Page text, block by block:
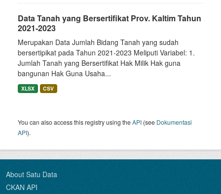
Data Tanah yang Bersertifikat Prov. Kaltim Tahun
2021-2023
Merupakan Data Jumlah Bidang Tanah yang sudah
bersertipikat pada Tahun 2021-2023 Meliputi Variabel: 1.
Jumlah Tanah yang Bersertifikat Hak Milik Hak guna
bangunan Hak Guna Usaha...
XLSX CSV
You can also access this registry using theAPI (see Dokumentasi
API).
About Satu Data
CKAN API